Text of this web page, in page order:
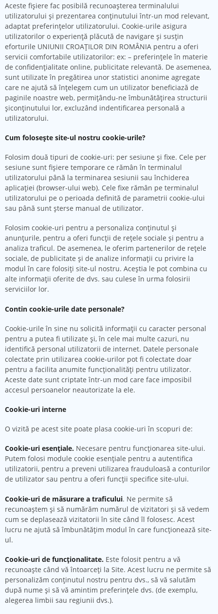
Aceste fişiere fac posibilă recunoaşterea terminalului
utilizatorului şi prezentarea conţinutului într-un mod relevant,
adaptat preferinţelor utilizatorului. Cookie-urile asigura
utilizatorilor o experienţă plăcută de navigare şi susţin
eforturile UNIUNII CROAȚILOR DIN ROMÂNIA pentru a oferi
servicii comfortabile utilizatorilor: ex: – preferinţele în materie
de confidenţialitate online, publicitate relevantă. De asemenea,
sunt utilizate în pregătirea unor statistici anonime agregate
care ne ajută să înţelegem cum un utilizator beneficiază de
paginile noastre web, permiţându-ne îmbunătăţirea structurii
şiconţinutului lor, excluzând indentificarea personală a
utilizatorului.
Cum folosește site-ul nostru cookie-urile?
Folosim două tipuri de cookie-uri: per sesiune şi fixe. Cele per
sesiune sunt fişiere temporare ce rămân în terminalul
utilizatorului până la terminarea sesiunii sau închiderea
aplicaţiei (browser-ului web). Cele fixe rămân pe terminalul
utilizatorului pe o perioada definită de parametrii cookie-ului
sau până sunt şterse manual de utilizator.
Folosim cookie-uri pentru a personaliza conținutul și
anunțurile, pentru a oferi funcții de rețele sociale și pentru a
analiza traficul. De asemenea, le oferim partenerilor de rețele
sociale, de publicitate și de analize informații cu privire la
modul în care folosiți site-ul nostru. Aceștia le pot combina cu
alte informații oferite de dvs. sau culese în urma folosirii
serviciilor lor.
Contin cookie-urile date personale?
Cookie-urile în sine nu solicită informaţii cu caracter personal
pentru a putea fi utilizate şi, în cele mai multe cazuri, nu
identifică personal utilizatorii de internet. Datele personale
colectate prin utilizarea cookie-urilor pot fi colectate doar
pentru a facilita anumite funcţionalităţi pentru utilizator.
Aceste date sunt criptate într-un mod care face imposibil
accesul persoanelor neautorizate la ele.
Cookie-uri interne
O vizită pe acest site poate plasa cookie-uri în scopuri de:
Cookie-uri esențiale. Necesare pentru funcționarea site-ului.
Putem folosi module cookie esențiale pentru a autentifica
utilizatorii, pentru a preveni utilizarea frauduloasă a conturilor
de utilizator sau pentru a oferi funcții specifice site-ului.
Cookie-uri de măsurare a traficului. Ne permite să
recunoaștem și să numărăm numărul de vizitatori și să vedem
cum se deplasează vizitatorii în site când îl folosesc. Acest
lucru ne ajută să îmbunătățim modul în care funcționează site-
ul.
Cookie-uri de funcționalitate. Este folosit pentru a vă
recunoaște când vă întoarceți la Site. Acest lucru ne permite să
personalizăm conținutul nostru pentru dvs., să vă salutăm
după nume și să vă amintim preferințele dvs. (de exemplu,
alegerea limbii sau regiunii dvs.).